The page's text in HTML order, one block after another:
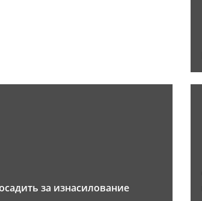
за изнасилование